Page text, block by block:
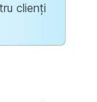
clienți